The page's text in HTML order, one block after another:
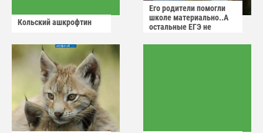
Кольский ашкрофтин
Его родители помогли
школе материально..А
остальные ЕГЭ не